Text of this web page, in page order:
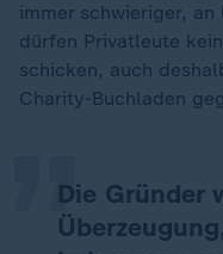
immer schwieriger,
dürfen Privatleute
schicken, auch
Charity-Buchladen
Die Gründer
„